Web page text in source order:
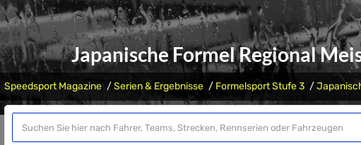
Japanische Formel Regional
Speedsport Magazine Serien & Ergebnisse Formelsport Stufe 3